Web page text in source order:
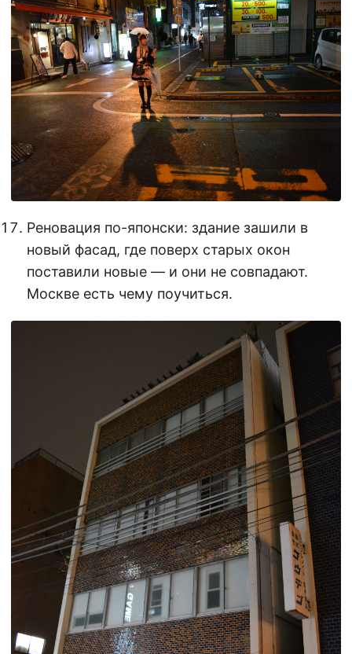
Реновация по-японски: здание зашили в
новый фасад, где поверх старых окон
поставили новые — и они не совпадают.
Москве есть чему поучиться.